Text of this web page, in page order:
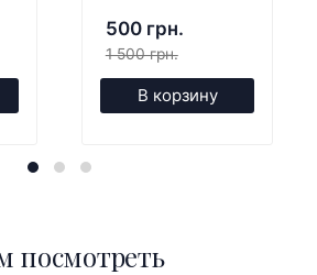
500 грн.
1 500 грн.
В корзину
посмотреть